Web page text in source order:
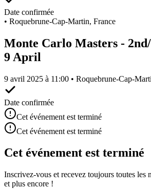
Date confirmée
• Roquebrune-Cap-Martin, France
Monte Carlo Masters -
9 April
9 avril 2025 à 11:00 • Roquebrune-Cap-
Date confirmée
Cet événement est terminé
Cet événement est terminé
Cet événement est terminé
Inscrivez-vous et recevez toujours toutes les
et plus encore !